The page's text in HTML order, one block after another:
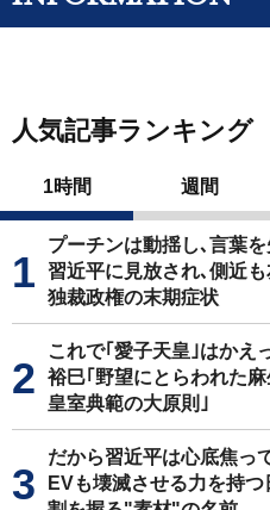
人気記事ランキング
1時間 週間
プーチンは動揺し､言葉
習近平に見放され､側近
独裁政権の末期症状
これで｢愛子天皇｣はかえ
裕巳｢野望にとらわれた
皇室典範の大原則｣
だから習近平は心底焦っ
EVも壊滅させる力を持